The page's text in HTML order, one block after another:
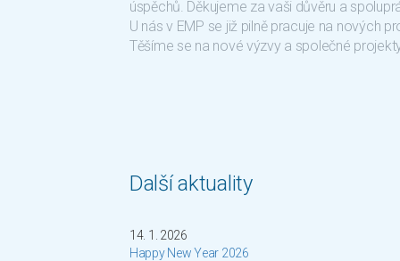
úspěchů. Děkujeme za vaši důvěru a
U nás v EMP se již pilně pracuje na nových
Těšíme se na nové výzvy a společné
Další aktuality
14. 1. 2026
Happy New Year 2026